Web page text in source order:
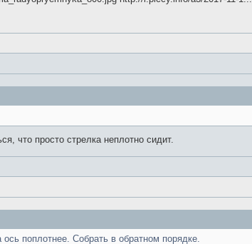
что просто стрелка неплотно сидит.
поплотнее. Собрать в обратном порядке.